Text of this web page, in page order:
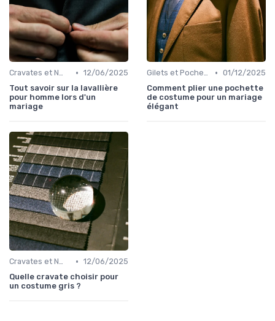
Cravates et Nœuds Papillon • 12/06/2025
Tout savoir sur la lavallière
pour homme lors d'un
mariage
Gilets et Pochettes • 01/12/2025
Comment plier une pochette
de costume pour un mariage
élégant
Cravates et Nœuds Papillon • 12/06/2025
Quelle cravate choisir pour
un costume gris ?